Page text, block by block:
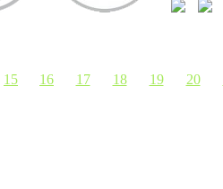
15 16 17 18 19 20